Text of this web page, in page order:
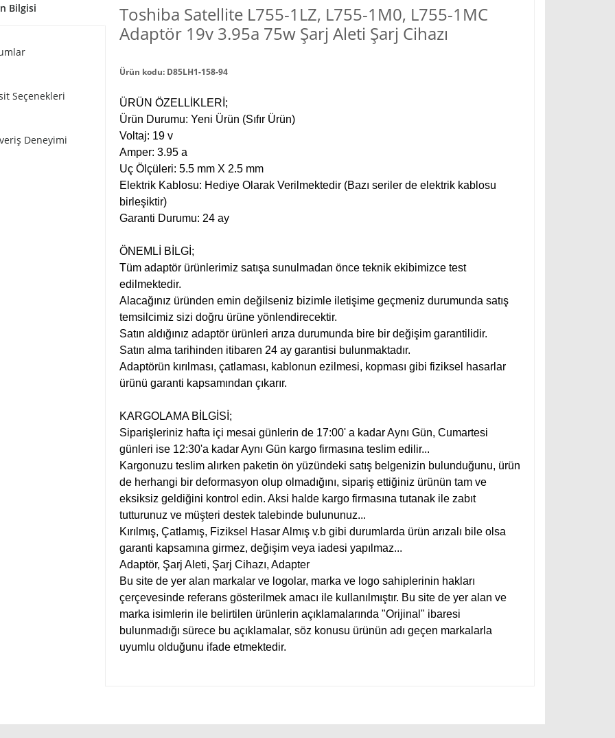
Bilgisi
Seçenekleri
Deneyimi
Toshiba Satellite L755-1LZ, L755-1M0, L755-1MC
Adaptör 19v 3.95a 75w Şarj Aleti Şarj Cihazı
Ürün kodu: D85LH1-158-94
ÜRÜN ÖZELLİKLERİ;
Ürün Durumu: Yeni Ürün (Sıfır Ürün)
Voltaj: 19 v
Amper: 3.95 a
Uç Ölçüleri: 5.5 mm X 2.5 mm
Elektrik Kablosu: Hediye Olarak Verilmektedir (Bazı seriler de elektrik kablosu
birleşiktir)
Garanti Durumu: 24 ay
ÖNEMLİ BİLGİ;
Tüm adaptör ürünlerimiz satışa sunulmadan önce teknik ekibimizce test
edilmektedir.
Alacağınız üründen emin değilseniz bizimle iletişime geçmeniz durumunda satış
temsilcimiz sizi doğru ürüne yönlendirecektir.
Satın aldığınız adaptör ürünleri arıza durumunda bire bir değişim garantilidir.
Satın alma tarihinden itibaren 24 ay garantisi bulunmaktadır.
Adaptörün kırılması, çatlaması, kablonun ezilmesi, kopması gibi fiziksel hasarlar
ürünü garanti kapsamından çıkarır.
KARGOLAMA BİLGİSİ;
Siparişleriniz hafta içi mesai günlerin de 17:00' a kadar Aynı Gün, Cumartesi
günleri ise 12:30'a kadar Aynı Gün kargo firmasına teslim edilir...
Kargonuzu teslim alırken paketin ön yüzündeki satış belgenizin bulunduğunu, ürün
de herhangi bir deformasyon olup olmadığını, sipariş ettiğiniz ürünün tam ve
eksiksiz geldiğini kontrol edin. Aksi halde kargo firmasına tutanak ile zabıt
tutturunuz ve müşteri destek talebinde bulununuz...
Kırılmış, Çatlamış, Fiziksel Hasar Almış v.b gibi durumlarda ürün arızalı bile olsa
garanti kapsamına girmez, değişim veya iadesi yapılmaz...
Adaptör, Şarj Aleti, Şarj Cihazı, Adapter
Bu site de yer alan markalar ve logolar, marka ve logo sahiplerinin hakları
çerçevesinde referans gösterilmek amacı ile kullanılmıştır. Bu site de yer alan ve
marka isimlerin ile belirtilen ürünlerin açıklamalarında "Orijinal" ibaresi
bulunmadığı sürece bu açıklamalar, söz konusu ürünün adı geçen markalarla
uyumlu olduğunu ifade etmektedir.